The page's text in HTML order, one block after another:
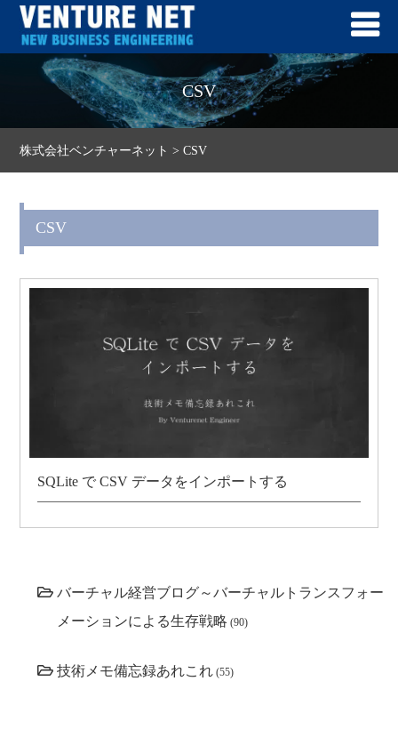
CSV
株式会社ベンチャーネット >CSV
CSV
SQLite で CSV データをインポートする
バーチャル経営ブログ～バーチャルトランスフォー
メーションによる生存戦略 (90)
技術メモ備忘録あれこれ (55)